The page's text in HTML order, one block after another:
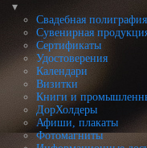
▾
Свадебная полиграфия
Сувенирная
Сертификаты
Удостоверения
Календари
Визитки
Книги и
ДорХолдеры
Афиши, плакаты
Фотомагниты